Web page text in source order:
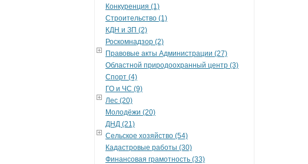
Конкуренция (1)
Строительство (1)
КДН и ЗП (2)
Роскомнадзор (2)
Правовые акты Администрации (27)
Областной природоохранный центр (3)
Спорт (4)
ГО и ЧС (9)
Лес (20)
Молодёжи (20)
ДНД (21)
Сельское хозяйство (54)
Кадастровые работы (30)
Финансовая грамотность (33)